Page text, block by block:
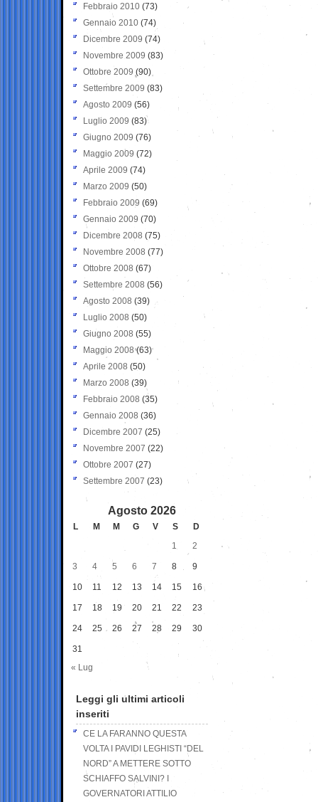
Febbraio 2010 (73)
Gennaio 2010 (74)
Dicembre 2009 (74)
Novembre 2009 (83)
Ottobre 2009 (90)
Settembre 2009 (83)
Agosto 2009 (56)
Luglio 2009 (83)
Giugno 2009 (76)
Maggio 2009 (72)
Aprile 2009 (74)
Marzo 2009 (50)
Febbraio 2009 (69)
Gennaio 2009 (70)
Dicembre 2008 (75)
Novembre 2008 (77)
Ottobre 2008 (67)
Settembre 2008 (56)
Agosto 2008 (39)
Luglio 2008 (50)
Giugno 2008 (55)
Maggio 2008(63)
Aprile 2008 (50)
Marzo 2008 (39)
Febbraio 2008 (35)
Gennaio 2008 (36)
Dicembre 2007 (25)
Novembre 2007 (22)
Ottobre 2007 (27)
Settembre 2007 (23)
Agosto 2026
L M M G V S
D
1
2
3 4 5 6 7 8 9
10 11 12 13 14 15 16
17 18 19 20 21 22 23
24 25 26 27 28 29 30
31
« Lug
Leggi gli ultimi articoli
inseriti
CE LA FARANNO QUESTA
VOLTA I PAVIDI LEGHISTI “DEL
NORD” A METTERE SOTTO
SCHIAFFO SALVINI? I
GOVERNATORI ATTILIO